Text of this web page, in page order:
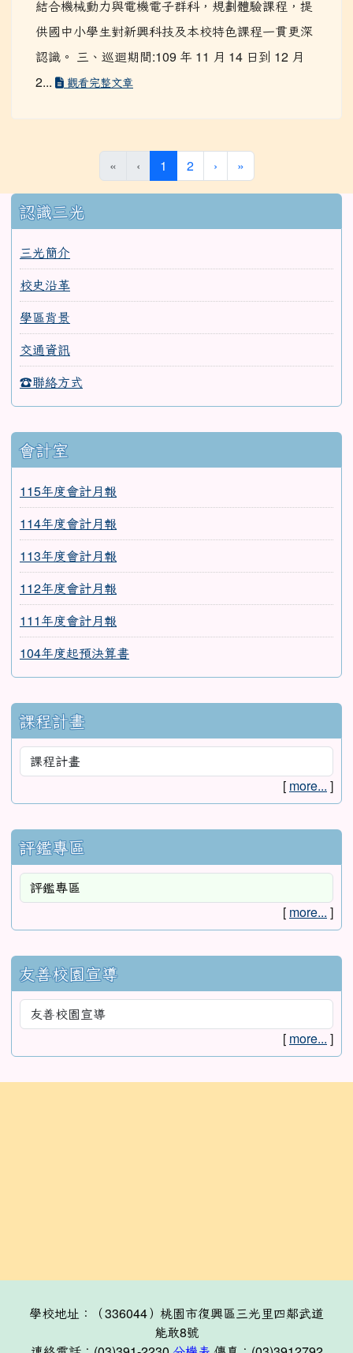
結合機械動力與電機電子群科，規劃體驗課程，提
供國中小學生對新興科技及本校特色課程一貫更深
認識。 三、巡迴期間:109 年 11 月 14 日到 12 月
2...
觀看完整文章
« ‹ 1 (current)
2 › »
認識三光
三光簡介
校史沿革
學區背景
交通資訊
☎聯絡方式
會計室
115年度會計月報
114年度會計月報
113年度會計月報
112年度會計月報
111年度會計月報
104年度起預決算書
課程計畫
[more...]
評鑑專區
[more...]
友善校園宣導
[more...]
學校地址：（336044）桃園市復興區三光里四鄰武道
能敢8號